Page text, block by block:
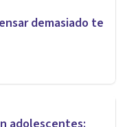
demasiado te